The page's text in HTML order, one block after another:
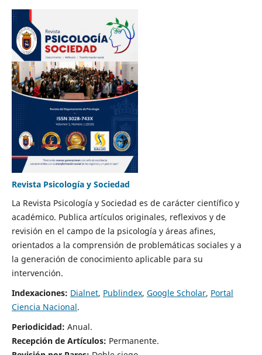
Revista Psicología y Sociedad
La Revista Psicología y Sociedad es de carácter científico y
académico. Publica artículos originales, reflexivos y de
revisión en el campo de la psicología y áreas afines,
orientados a la comprensión de problemáticas sociales y a
la generación de conocimiento aplicable para su
intervención.
Indexaciones: Dialnet, Publindex, Google Scholar, Portal
Ciencia Nacional.
Periodicidad: Anual.
Recepción de Artículos: Permanente.